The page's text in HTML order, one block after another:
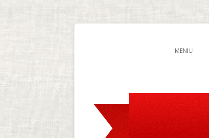
MENIU